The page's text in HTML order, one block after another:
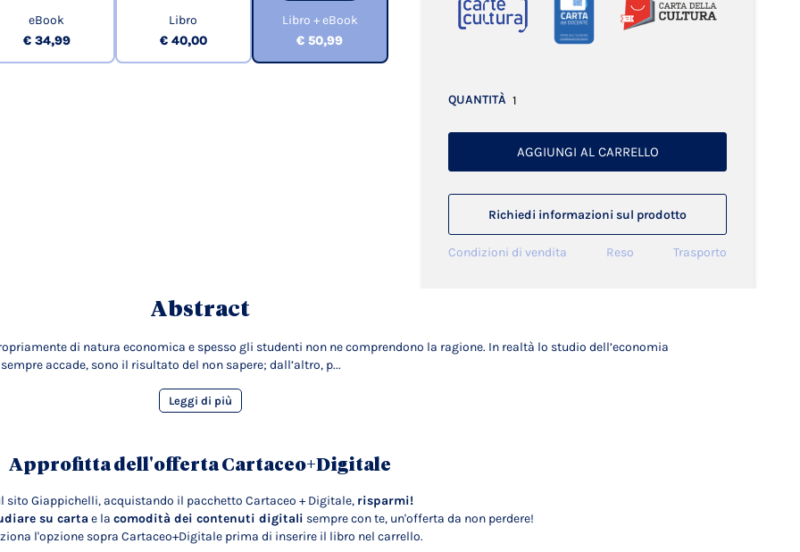
QUANTITÀ
AGGIUNGI AL CARRELLO
Richiedi informazioni sul prodotto
Condizioni di vendita Reso Trasporto
eBook
€ 34,99
Libro
€ 40,00
Libro + eBook
€ 50,99
Abstract
di natura economica e spesso gli studenti non ne comprendono la ragione. In realtà lo studio dell’economia
accade, sono il risultato del non sapere; dall’altro, p...
Leggi di più
Approfitta dell'offerta Cartaceo+Digitale
sito Giappichelli, acquistando il pacchetto Cartaceo + Digitale, risparmi!
su carta e la comodità dei contenuti digitali sempre con te, un'offerta da non perdere!
l'opzione sopra Cartaceo+Digitale prima di inserire il libro nel carrello.